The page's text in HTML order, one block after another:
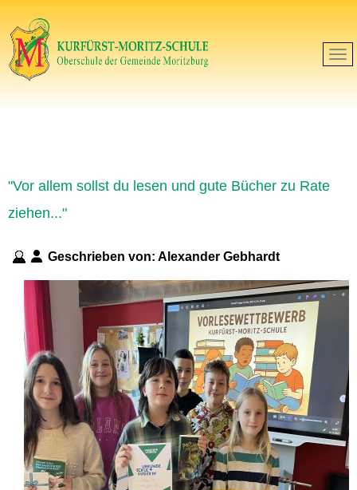
"Vor allem sollst du lesen und gute Bücher zu Rate
ziehen..."
Geschrieben von: Alexander Gebhardt